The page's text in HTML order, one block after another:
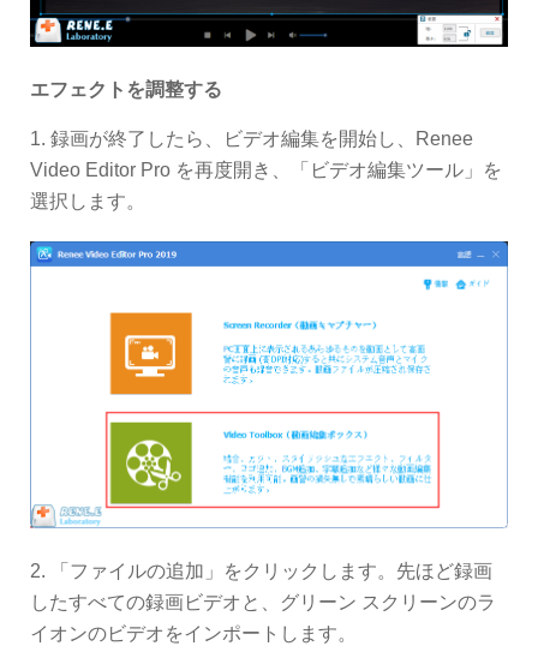
エフェクトを調整する
1. 録画が終了したら、ビデオ編集を開始し、Renee
Video Editor Pro を再度開き、「ビデオ編集ツール」を
選択します。
2. 「ファイルの追加」をクリックします。先ほど録画
したすべての録画ビデオと、グリーン スクリーンのラ
イオンのビデオをインポートします。